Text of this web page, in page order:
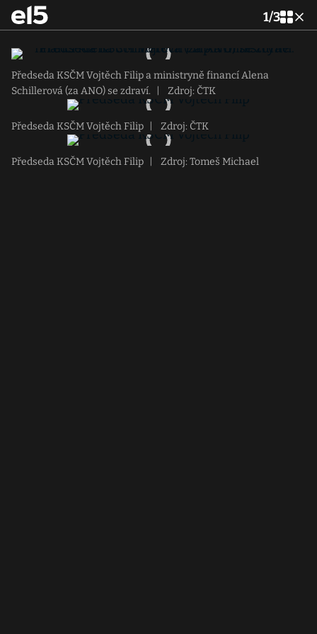
1/3
Předseda KSČM Vojtěch Filip a ministryně financí Alena
Schillerová (za ANO) se zdraví.
Zdroj: ČTK
Předseda KSČM Vojtěch Filip Zdroj: ČTK
Předseda KSČM Vojtěch Filip Zdroj: Tomeš Michael